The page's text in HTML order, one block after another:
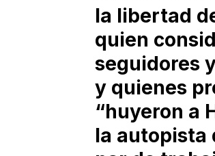
la libertad
quien
seguidores
y quienes
“huyeron a
la autopista